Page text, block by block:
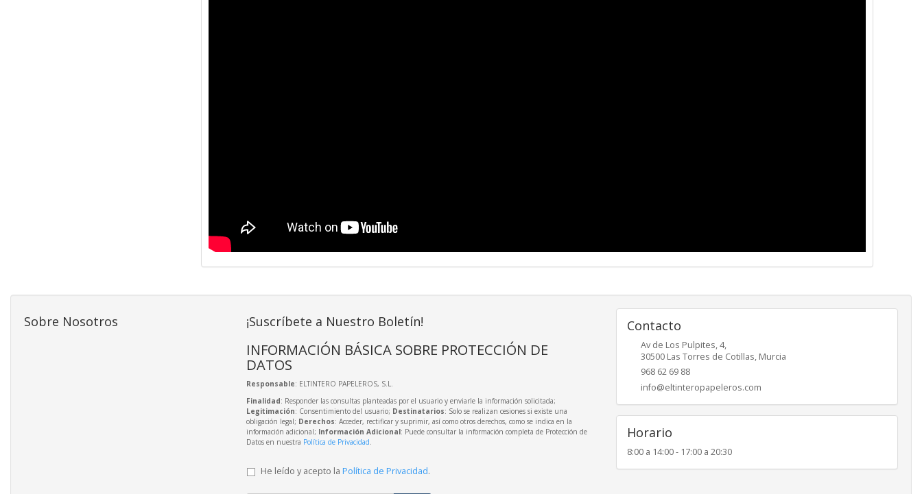
Sobre Nosotros ¡Suscríbete a Nuestro Boletín!
INFORMACIÓN BÁSICA SOBRE PROTECCIÓN DE
DATOS
Responsable: ELTINTERO PAPELEROS, S.L.
Finalidad: Responder las consultas planteadas por el usuario y enviarle la información solicitada;
Legitimación: Consentimiento del usuario; Destinatarios: Solo se realizan cesiones si existe una
obligación legal; Derechos: Acceder, rectificar y suprimir, así como otros derechos, como se indica en la
información adicional; Información Adicional: Puede consultar la información completa de Protección de
Datos en nuestra Política de Privacidad
He leído y acepto la Política de Privacidad.
Contacto
Av de Los Pulpites, 4,
30500 Las Torres de Cotillas, Murcia
968 62 69 88
info@eltinteropapeleros.com
Horario
8:00 a 14:00 - 17:00 a 20:30